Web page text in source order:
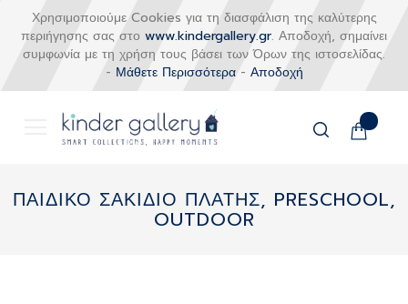
Χρησιμοποιούμε Cookies για τη διασφάλιση της καλύτερης
περιήγησης σας στο www.kindergallery.gr. Αποδοχή, σημαίνει
συμφωνία με τη χρήση τους βάσει των Όρων της ιστοσελίδας.
- Μάθετε Περισσότερα- Αποδοχή
Το
στο
περιεχόμενο
ΠΑΙΔΙΚΟ ΣΑΚΙΔΙΟ ΠΛΑΤΗΣ, PRESCHOOL,
OUTDOOR